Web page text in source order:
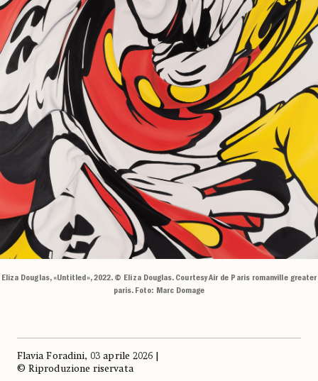
Eliza Douglas, «Untitled», 2022. © Eliza Douglas. Courtesy Air de Paris romanville greater
paris. Foto: Marc Domage
Flavia Foradini, 03 aprile 2026 |
© Riproduzione riservata